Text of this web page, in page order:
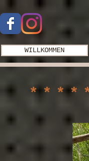
WILLKOMMEN